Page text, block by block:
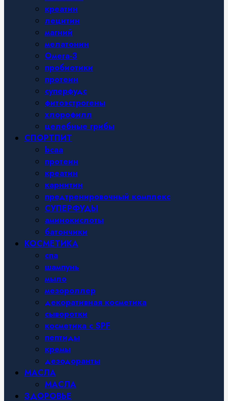
креатин
лецитин
магний
мелатонин
Омега-3
пробиотики
протеин
суперфудс
фитоэстрогены
хлорофилл
целебные грибы
СПОРТПИТ
bcaa
протеин
креатин
карнитин
предтренировочный комплекс
СУПЕРФУДЫ
аминокислоты
батончики
КОСМЕТИКА
спа
шампунь
мыло
мезороллер
декоративная косметика
сыворотки
косметика с SPF
пептиды
кремы
дезодоранты
МАСЛА
МАСЛА
ЗДОРОВЬЕ